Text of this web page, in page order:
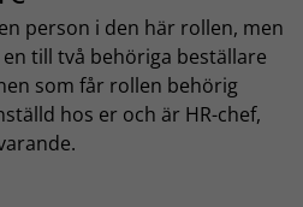
person i den här rollen, men
till två behöriga beställare
som får rollen behörig
hos er och är HR-chef,